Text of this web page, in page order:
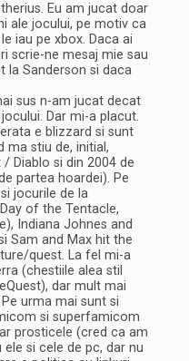
Eu am jucat doar
ale jocului, pe motiv ca
iau pe xbox. Daca ai
scrie-ne mesaj mie sau
la Sanderson si daca
sus n-am jucat decat
Dar mi-a placut.
e blizzard si sunt
ma stiu de, initial,
Diablo si din 2004 de
partea hoardei). Pe
jocurile de la
of the Tentacle,
Indiana Johnes and
Sam and Max hit the
quest. La fel mi-a
(chestiile alea stil
dar mult mai
urma mai sunt si
si superfamicom
prosticele (cred ca am
si cele de pc, dar nu